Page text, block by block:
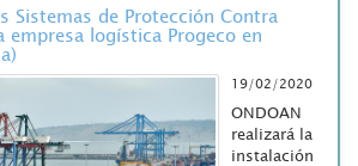
Sistemas de Protección Contra
empresa logística Progeco en
19/02/2020
ONDOAN
realizará la
instalación